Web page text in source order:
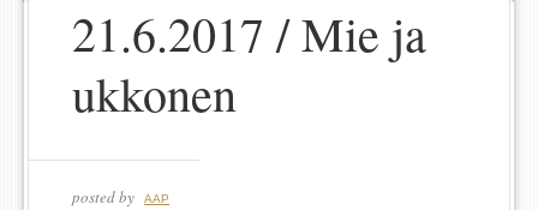
21.6.2017 / Mie ja
ukkonen
posted by AAP